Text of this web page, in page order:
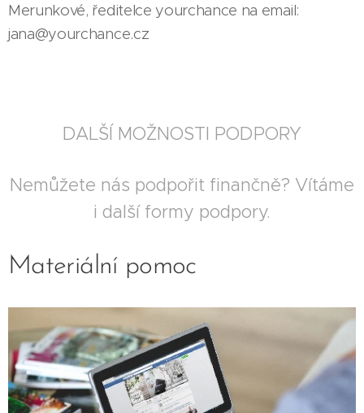
Merunkové, ředitelce yourchance na email:
jana@yourchance.cz
DALŠÍ MOŽNOSTI PODPORY
Nemůžete nás podpořit finančně? Vítáme
i další formy podpory.
Materiální pomoc